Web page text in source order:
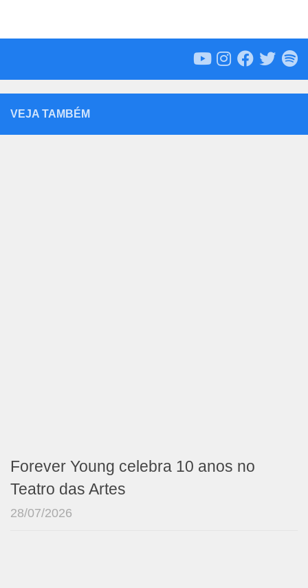
VEJA TAMBÉM
Forever Young celebra 10 anos no
Teatro das Artes
28/07/2026